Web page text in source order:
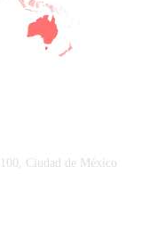
Ciudad de México